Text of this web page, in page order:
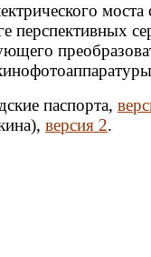
моста
перспективных
паспорта,
версия 2.